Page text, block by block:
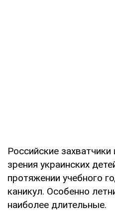
Российские
зрения украинских
протяжении учебного
каникул. Особенно
наиболее длительные.